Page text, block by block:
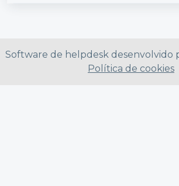
Software de helpdesk desenvolvido
Política de cookies